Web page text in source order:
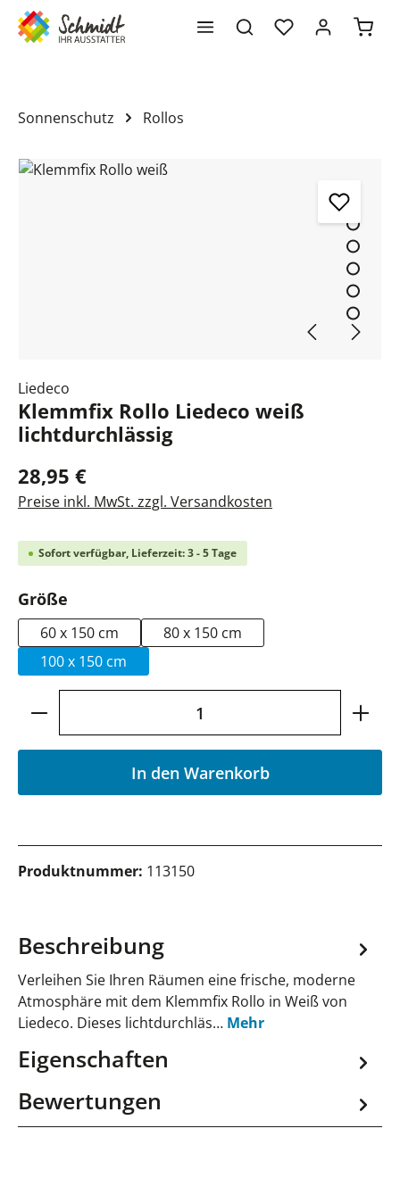
springen
Sonnenschutz Rollos
Bildergalerie überspringen
Liedeco
Klemmfix Rollo Liedeco weiß
lichtdurchlässig
28,95 €
Preise inkl. MwSt. zzgl. Versandkosten
Sofort verfügbar, Lieferzeit: 3 - 5 Tage
Größe
60 x 150 cm
80 x 150 cm
100 x 150 cm
Produkt Anzahl: Gib den gewünschten
In den Warenkorb
Produktnummer: 113150
Beschreibung
Verleihen Sie Ihren Räumen eine frische, moderne
Atmosphäre mit dem Klemmfix Rollo in Weiß von
Liedeco. Dieses lichtdurchläs… Mehr
Eigenschaften
Bewertungen